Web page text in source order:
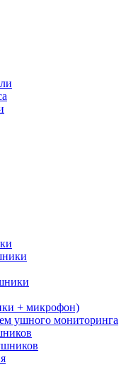
+ микрофон)
ушного мониторинга